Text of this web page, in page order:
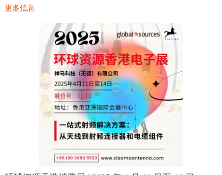
11 日至 14 日
更多信息